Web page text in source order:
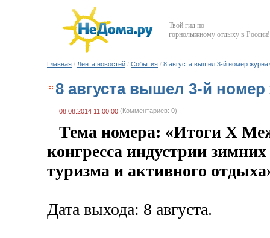
Твой гид по
горнолыжному отдыху в России!
Главная / Лента новостей / События / 8 августа вышел 3-й номер
8 августа вышел 3-й
08.08.2014 11:00:00 (Комментариев: 0)
Тема номера: «Итоги X
конгресса индустрии
туризма и активного
Дата выхода: 8 августа.